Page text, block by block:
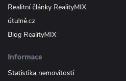
Realitní články RealityMIX
útulně.cz
Blog RealityMIX
Informace
Statistika nemovitostí